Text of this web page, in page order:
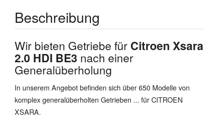
Beschreibung
Wir bieten Getriebe für Citroen Xsara
2.0 HDI BE3 nach einer
Generalüberholung
In unserem Angebot befinden sich über 650 Modelle von
komplex generalüberholten Getrieben ... für CITROEN
XSARA.